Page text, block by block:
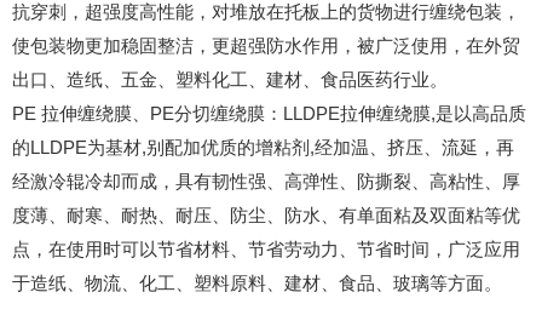
抗穿刺，超强度高性能，对堆放在托板上的货物进行缠绕包装，
使包装物更加稳固整洁，更超强防水作用，被广泛使用，在外贸
出口、造纸、五金、塑料化工、建材、食品医药行业。
PE 拉伸缠绕膜、PE分切缠绕膜：LLDPE拉伸缠绕膜,是以高品质
的LLDPE为基材,别配加优质的增粘剂,经加温、挤压、流延，再
经激冷辊冷却而成，具有韧性强、高弹性、防撕裂、高粘性、厚
度薄、耐寒、耐热、耐压、防尘、防水、有单面粘及双面粘等优
点，在使用时可以节省材料、节省劳动力、节省时间，广泛应用
于造纸、物流、化工、塑料原料、建材、食品、玻璃等方面。